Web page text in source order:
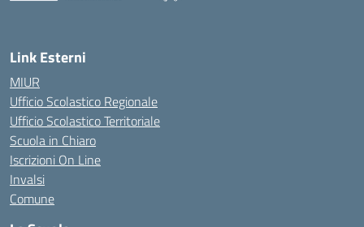
Link Esterni
MIUR
Ufficio Scolastico Regionale
Ufficio Scolastico Territoriale
Scuola in Chiaro
Iscrizioni On Line
Invalsi
Comune